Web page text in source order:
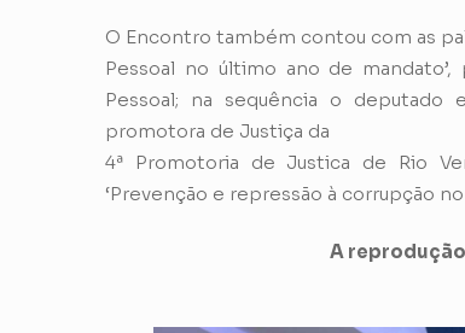
O Encontro também contou com as
Pessoal no último ano de
Pessoal; na sequência o
promotora de Justiça da
4ª Promotoria de Justica de Rio
‘Prevenção e repressão à corrupção no
A